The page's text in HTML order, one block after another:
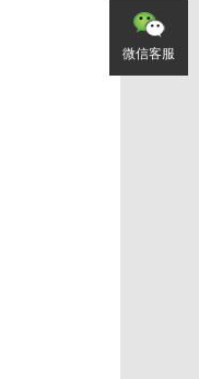
微信客服